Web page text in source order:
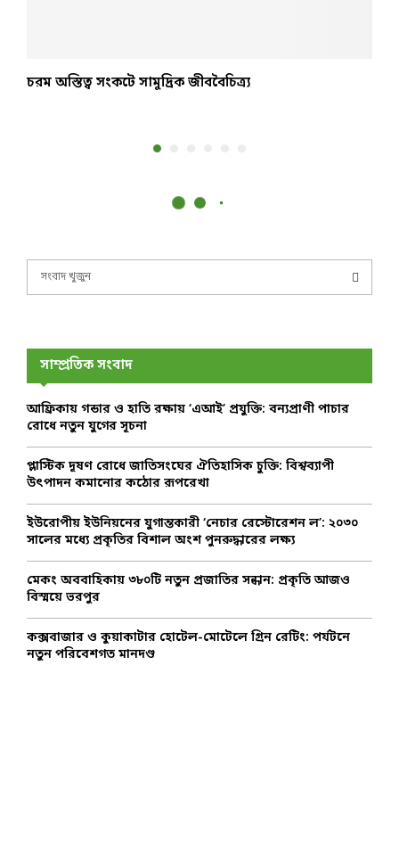
চরম অস্তিত্ব সংকটে সামুদ্রিক জীববৈচিত্র্য
f
r
E
A
সাম্প্রতিক সংবাদ
আফ্রিকায় গন্ডার ও হাতি রক্ষায় ‘এআই’ প্রযুক্তি: বন্যপ্রাণী পাচার
রোধে নতুন যুগের সূচনা
প্লাস্টিক দূষণ রোধে জাতিসংঘের ঐতিহাসিক চুক্তি: বিশ্বব্যাপী
উৎপাদন কমানোর কঠোর রূপরেখা
ইউরোপীয় ইউনিয়নের যুগান্তকারী ‘নেচার রেস্টোরেশন ল’: ২০৩০
সালের মধ্যে প্রকৃতির বিশাল অংশ পুনরুদ্ধারের লক্ষ্য
মেকং অববাহিকায় ৩৮০টি নতুন প্রজাতির সন্ধান: প্রকৃতি আজও
বিস্ময়ে ভরপুর
কক্সবাজার ও কুয়াকাটার হোটেল-মোটেলে গ্রিন রেটিং: পর্যটনে
নতুন পরিবেশগত মানদণ্ড